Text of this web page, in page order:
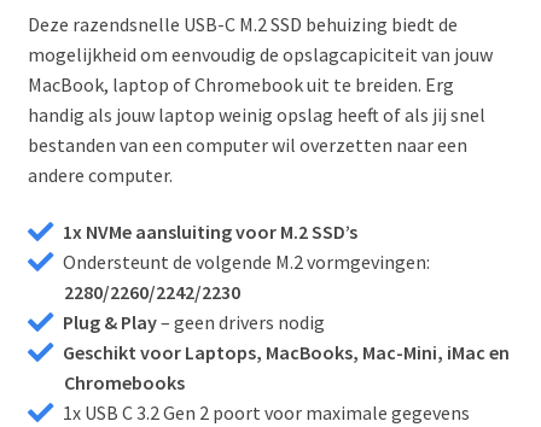
Deze razendsnelle USB-C M.2 SSD behuizing biedt de
mogelijkheid om eenvoudig de opslagcapiciteit van jouw
MacBook, laptop of Chromebook uit te breiden. Erg
handig als jouw laptop weinig opslag heeft of als jij snel
bestanden van een computer wil overzetten naar een
andere computer.
1x NVMe aansluiting voor M.2 SSD’s
Ondersteunt de volgende M.2 vormgevingen:
2280/2260/2242/2230
Plug & Play– geen drivers nodig
Geschikt voor Laptops, MacBooks, Mac-Mini, iMac en
Chromebooks
1x USB C 3.2 Gen 2 poort voor maximale gegevens